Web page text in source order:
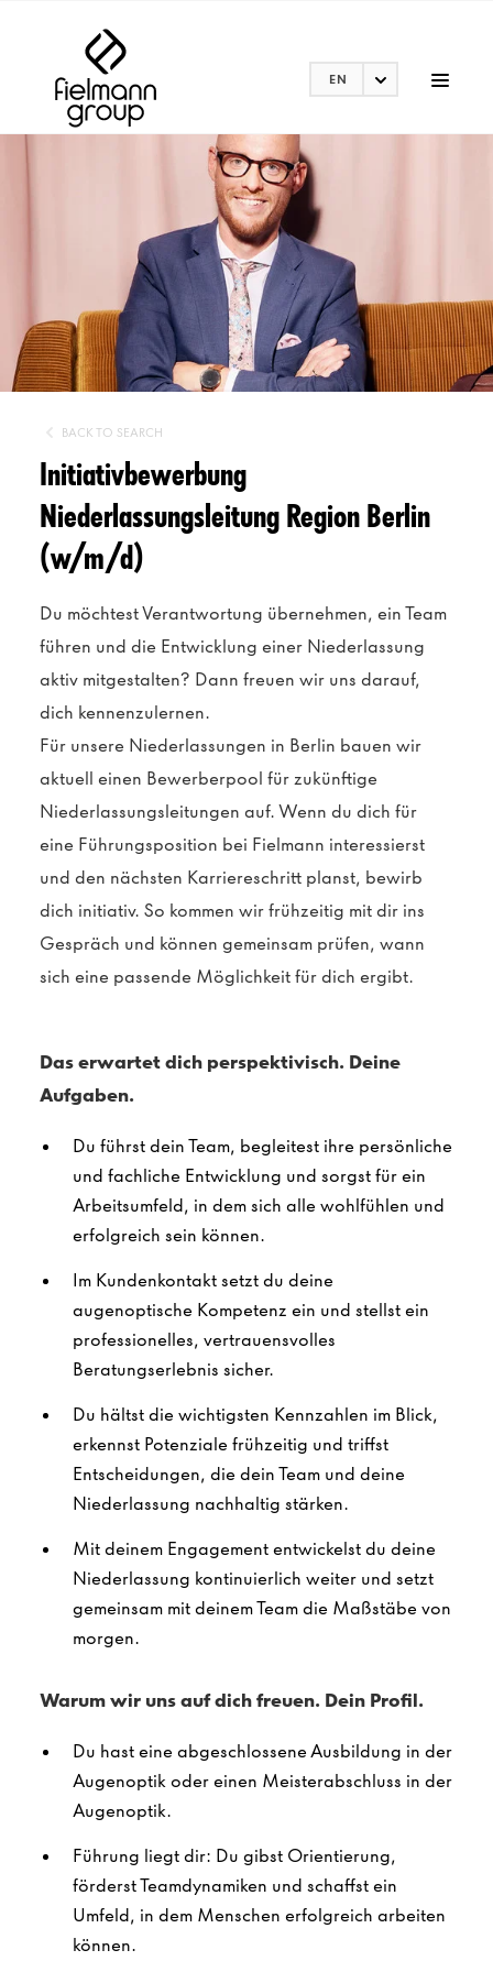
EN
BACK TO SEARCH
Initiativbewerbung
Niederlassungsleitung Region Berlin
(w/m/d)
Du möchtest Verantwortung übernehmen, ein Team
führen und die Entwicklung einer Niederlassung
aktiv mitgestalten? Dann freuen wir uns darauf,
dich kennenzulernen.
Für unsere Niederlassungen in Berlin bauen wir
aktuell einen Bewerberpool für zukünftige
Niederlassungsleitungen auf. Wenn du dich für
eine Führungsposition bei Fielmann interessierst
und den nächsten Karriereschritt planst, bewirb
dich initiativ. So kommen wir frühzeitig mit dir ins
Gespräch und können gemeinsam prüfen, wann
sich eine passende Möglichkeit für dich ergibt.
Das erwartet dich perspektivisch. Deine
Aufgaben.
Du führst dein Team, begleitest ihre persönliche
und fachliche Entwicklung und sorgst für ein
Arbeitsumfeld, in dem sich alle wohlfühlen und
erfolgreich sein können.
Im Kundenkontakt setzt du deine
augenoptische Kompetenz ein und stellst ein
professionelles, vertrauensvolles
Beratungserlebnis sicher.
Du hältst die wichtigsten Kennzahlen im Blick,
erkennst Potenziale frühzeitig und triffst
Entscheidungen, die dein Team und deine
Niederlassung nachhaltig stärken.
Mit deinem Engagement entwickelst du deine
Niederlassung kontinuierlich weiter und setzt
gemeinsam mit deinem Team die Maßstäbe von
morgen.
Warum wir uns auf dich freuen. Dein Profil.
Du hast eine abgeschlossene Ausbildung in der
Augenoptik oder einen Meisterabschluss in der
Augenoptik.
Führung liegt dir: Du gibst Orientierung,
förderst Teamdynamiken und schaffst ein
Umfeld, in dem Menschen erfolgreich arbeiten
können.